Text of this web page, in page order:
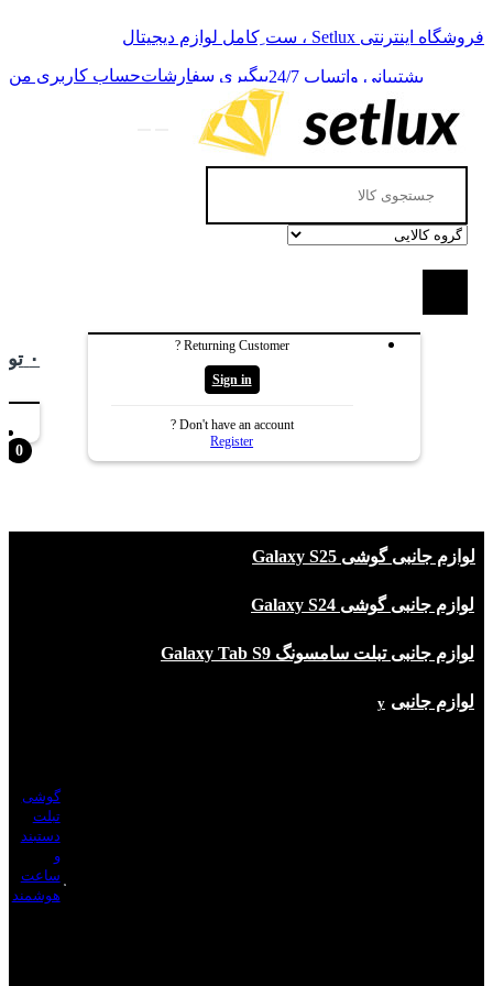
to
to
فروشگاه اینترنتی Setlux ، ست ِکامل لوازم دیجیتال
پشتیبانی واتساپ 24/7 پیگیری سفارشاتحساب کاربری من
Search
Returning Customer ?
Sign in
Don't have an account ?
Register
0
۰
لوازم جانبی گوشی Galaxy S25
لوازم جانبی گوشی Galaxy S24
لوازم جانبی تبلت سامسونگ Galaxy Tab S9
لوازم جانبی
گوشی
تبلت
دستبند
و
ساعت
هوشمند